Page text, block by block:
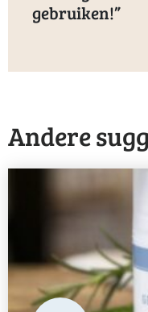
gebruiken!
Andere